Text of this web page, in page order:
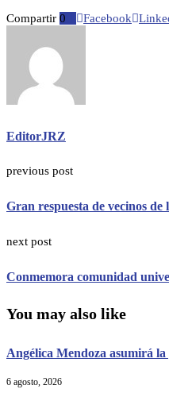
Compartir 0 Facebook
EditorJRZ
previous post
Gran respuesta de vecinos
next post
Conmemora comunidad
You may also like
Angélica Mendoza asumirá
6 agosto, 2026